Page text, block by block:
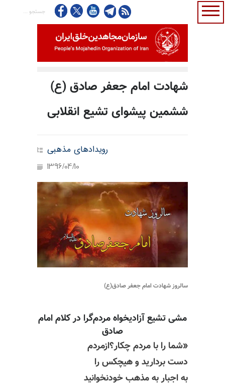
شهادت امام جعفر صادق (ع)
ششمین پیشوای تشیع انقلابی
رویدادهای مذهبی
1396/04/10
سالروز شهادت امام جعفر صادق(ع)
مشی تشیعآزادیخواهمردم‌گرا در کلام امام
صادق
«شما را با مردم چکار؟ازمردم
دست بردارید و هیچکس را
به اجبار به مذهبخودنخوانید